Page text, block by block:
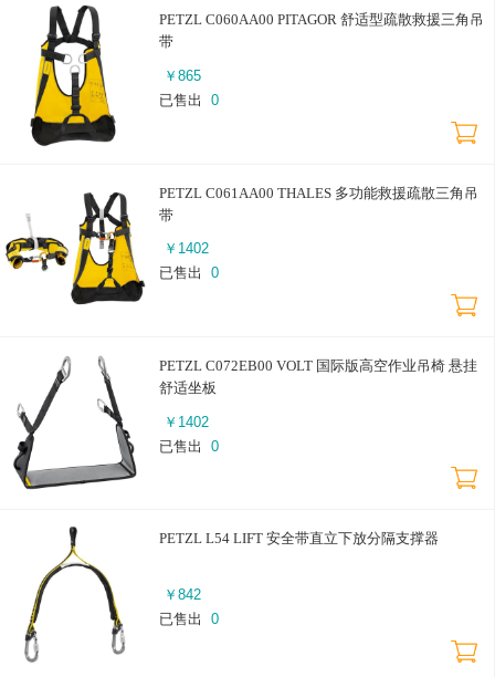
PETZL C060AA00 PITAGOR 舒适型疏散救援三角吊
带
￥ 865
已售出
0
PETZL C061AA00 THALES 多功能救援疏散三角吊
带
￥ 1402
已售出
0
PETZL C072EB00 VOLT 国际版高空作业吊椅 悬挂
舒适坐板
￥ 1402
已售出
0
PETZL L54 LIFT 安全带直立下放分隔支撑器
￥ 842
已售出
0